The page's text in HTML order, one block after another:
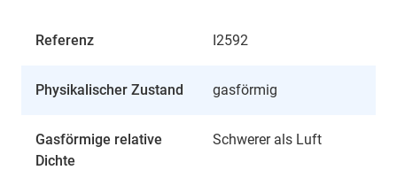
Referenz I2592
Physikalischer Zustand gasförmig
Gasförmige relative
Dichte
Schwerer als Luft